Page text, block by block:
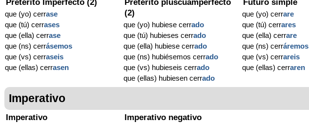
Pretérito Imperfecto (2)
que (yo) cerrase
que (tú) cerrases
que (ella) cerrase
que (ns) cerrásemos
que (vs) cerraseis
que (ellas) cerrasen
Pretérito pluscuamperfecto
(2)
que (yo) hubiese cerrado
que (tú) hubieses cerrado
que (ella) hubiese cerrado
que (ns) hubiésemos cerrado
que (vs) hubieseis cerrado
que (ellas) hubiesen cerrado
Futuro simple
que (yo) cerrare
que (tú) cerrares
que (ella) cerrare
que (ns) cerráremos
que (vs) cerrareis
que (ellas) cerraren
Imperativo
Imperativo Imperativo negativo